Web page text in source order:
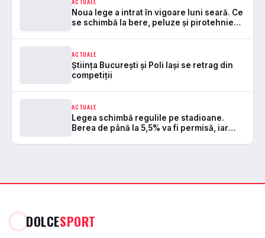
Noua lege a intrat în vigoare luni seară. Ce
se schimbă la bere, peluze și pirotehnie
ACTUALE
Știința București și Poli Iași se retrag din
competiții
ACTUALE
Legea schimbă regulile pe stadioane.
Berea de până la 5,5% va fi permisă, iar
DOLCESPORT